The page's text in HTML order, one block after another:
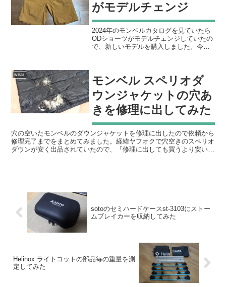
がモデルチェンジ
2024年のモンベルカタログを見ていたら
ODショーツがモデルチェンジしていたの
で、新しいモデルを購入しました。今ま
内でMTB乗ってる...
wear
モンベル スペリオダ
ウンジャケットの穴あ
きを修理に出してみた
穴の空いたモンベルのダウンジャケットを修理に出したので依頼から
修理完了までをまとめてみました。経緯ヤフオクで穴空きのスペリオ
ダウンが安く出品されていたので、『修理に出しても買うより安いの
sotoのセミハードケースst-3103にストー
ムブレイカーを収納してみた
Helinox ライトコットの部品毎の重量を測
定してみた